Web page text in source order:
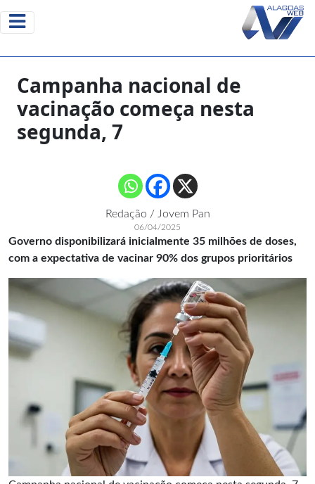
Campanha nacional de
vacinação começa nesta
segunda, 7
Redação / Jovem Pan
06/04/2025
Governo disponibilizará inicialmente 35 milhões de doses,
com a expectativa de vacinar 90% dos grupos prioritários